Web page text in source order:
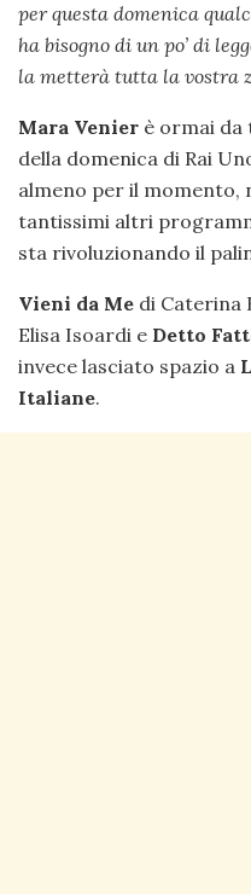
per questa domenica
ha bisogno di un po’ di
la metterà tutta la vostra
Mara Venier è ormai da
della domenica di Rai
almeno per il momento,
tantissimi altri
sta rivoluzionando il
Vieni da Me di Caterina
Elisa Isoardi e Detto
invece lasciato spazio a
Italiane.